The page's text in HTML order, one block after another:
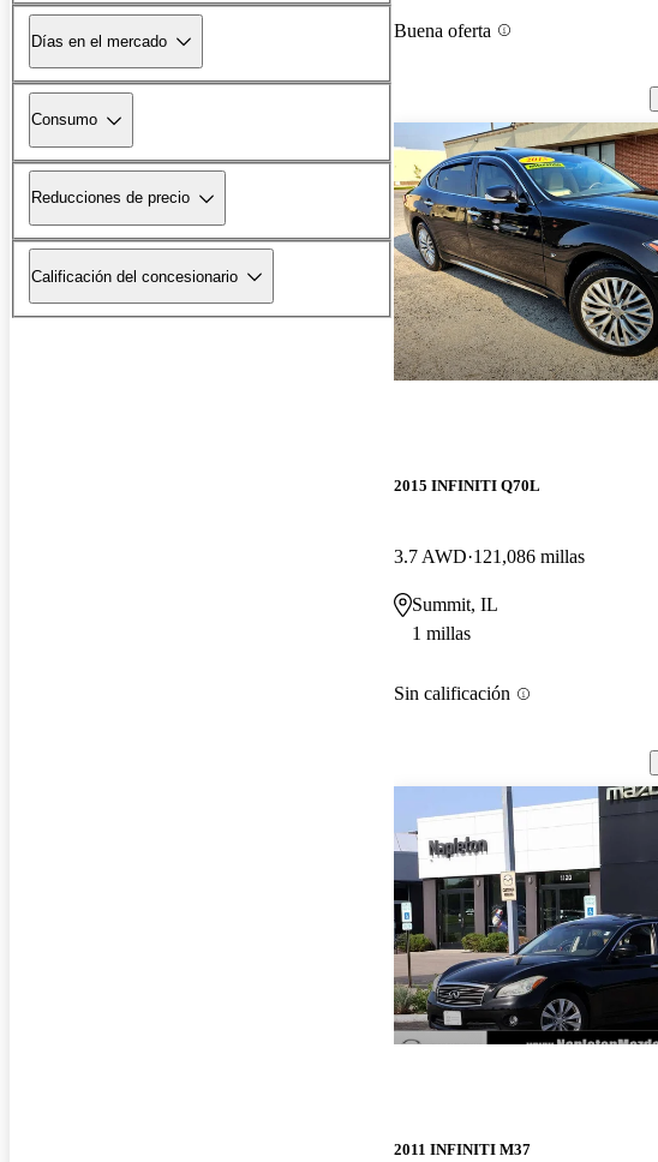
Días en el mercado
Consumo
Reducciones de precio
Calificación del concesionario
Buena oferta
2015 INFINITI Q70L
3.7 AWD 121,086 millas
Summit, IL
1 millas
Sin calificación
2011 INFINITI M37